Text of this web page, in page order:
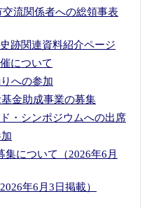
流関係者への総領事表
跡関連資料紹介ページ
について
への参加
金助成事業の募集
・シンポジウムへの出席
について（2026年6月
年6月3日掲載）